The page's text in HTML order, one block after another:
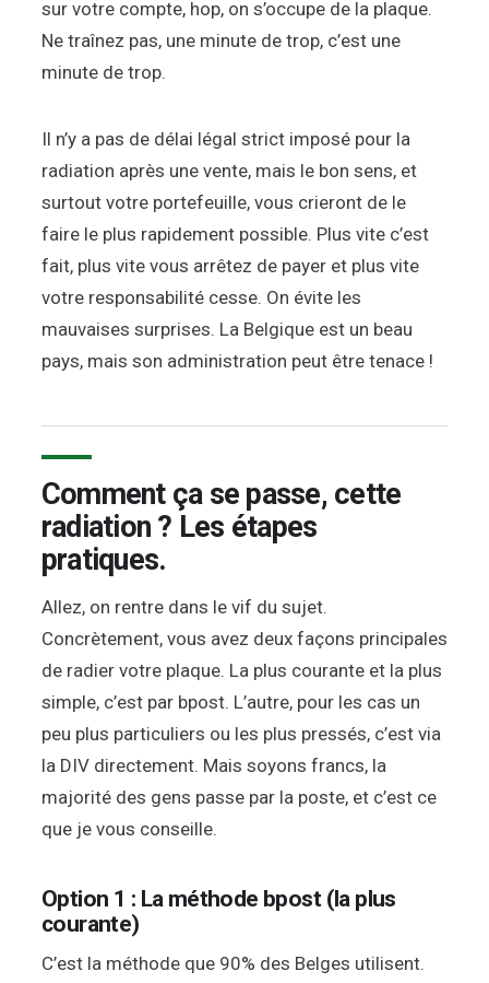
sur votre compte, hop, on s’occupe de la plaque.
Ne traînez pas, une minute de trop, c’est une
minute de trop.
Il n’y a pas de délai légal strict imposé pour la
radiation après une vente, mais le bon sens, et
surtout votre portefeuille, vous crieront de le
faire le plus rapidement possible. Plus vite c’est
fait, plus vite vous arrêtez de payer et plus vite
votre responsabilité cesse. On évite les
mauvaises surprises. La Belgique est un beau
pays, mais son administration peut être tenace !
Comment ça se passe, cette
radiation ? Les étapes
pratiques.
Allez, on rentre dans le vif du sujet.
Concrètement, vous avez deux façons principales
de radier votre plaque. La plus courante et la plus
simple, c’est par bpost. L’autre, pour les cas un
peu plus particuliers ou les plus pressés, c’est via
la DIV directement. Mais soyons francs, la
majorité des gens passe par la poste, et c’est ce
que je vous conseille.
Option 1 : La méthode bpost (la plus
courante)
C’est la méthode que 90% des Belges utilisent.